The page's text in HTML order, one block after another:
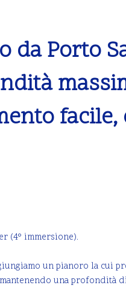
da Porto
(4° immersione).
un pianoro la cui
una profondità